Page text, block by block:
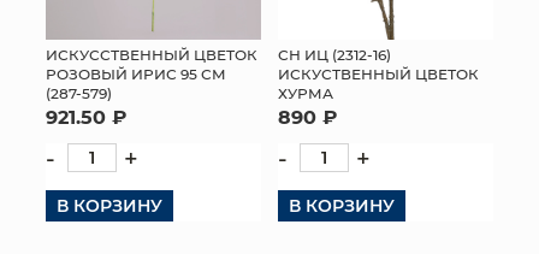
ИСКУССТВЕННЫЙ ЦВЕТОК
РОЗОВЫЙ ИРИС 95 СМ
(287-579)
921.50 ₽
- +
В КОРЗИНУ
СН ИЦ (2312-16)
ИСКУСТВЕННЫЙ ЦВЕТОК
ХУРМА
890 ₽
- +
В КОРЗИНУ